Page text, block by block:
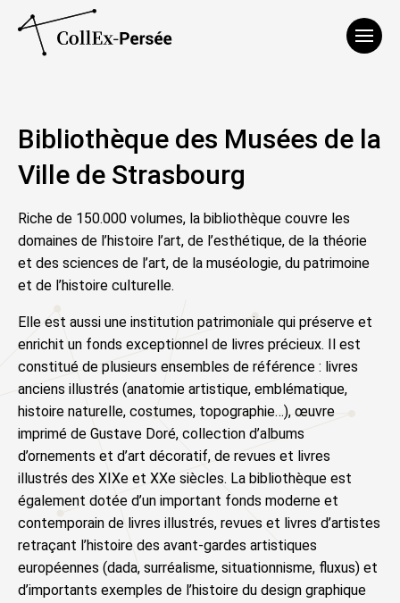
Bibliothèque des Musées de la
Ville de Strasbourg
Riche de 150.000 volumes, la bibliothèque couvre les
domaines de l’histoire l’art, de l’esthétique, de la théorie
et des sciences de l’art, de la muséologie, du patrimoine
et de l’histoire culturelle.
Elle est aussi une institution patrimoniale qui préserve et
enrichit un fonds exceptionnel de livres précieux. Il est
constitué de plusieurs ensembles de référence : livres
anciens illustrés (anatomie artistique, emblématique,
histoire naturelle, costumes, topographie…), œuvre
imprimé de Gustave Doré, collection d’albums
d’ornements et d’art décoratif, de revues et livres
illustrés des XIXe et XXe siècles. La bibliothèque est
également dotée d’un important fonds moderne et
contemporain de livres illustrés, revues et livres d’artistes
retraçant l’histoire des avant-gardes artistiques
européennes (dada, surréalisme, situationnisme, fluxus) et
d’importants exemples de l’histoire du design graphique